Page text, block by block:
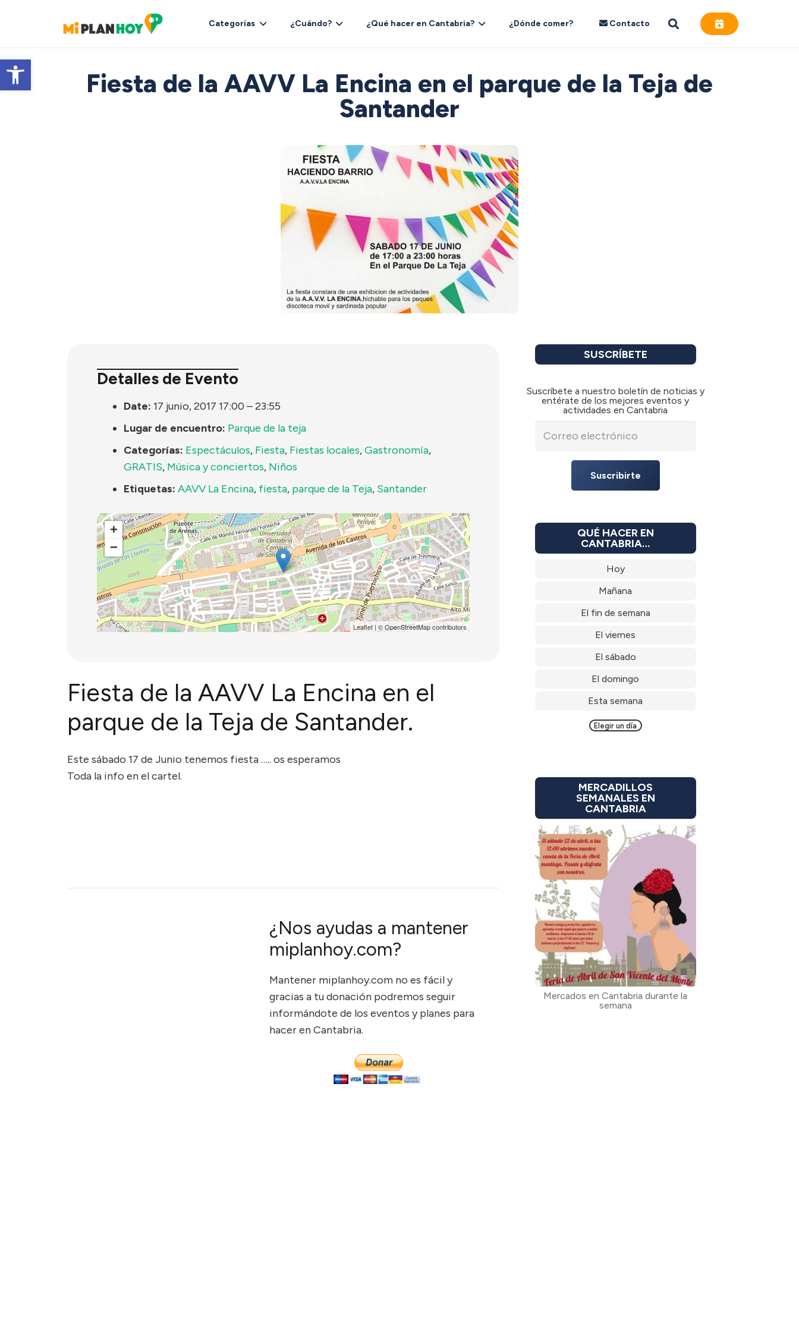
Abrir barra de herramientas
Categorías ¿Cuándo? ¿Qué hacer en Cantabria? ¿Dónde comer? Contacto
Fiesta de la AAVV La Encina en el parque de la Teja de
Santander
Detalles de Evento
Date: 17 junio, 2017 17:00 –23:55
Lugar de encuentro: Parque de la teja
Categorías: Espectáculos, Fiesta, Fiestas locales,Gastronomía,
GRATIS, Música y conciertos, Niños
Etiquetas: AAVV La Encina, fiesta, parque de la Teja, Santander
+
−
Leaflet| ©OpenStreetMapcontributors
Fiesta de la AAVV La Encina en el
parque de la Teja de Santander.
Este sábado 17 de Junio tenemos fiesta ….. os esperamos
Toda la info en el cartel.
¿Nos ayudas a mantener
miplanhoy.com?
Mantener miplanhoy.com no es fácil y
gracias a tu donación podremos seguir
informándote de los eventos y planes para
hacer en Cantabria.
SUSCRÍBETE
Suscríbete a nuestro boletín de noticias y
entérate de los mejores eventos y
actividades en Cantabria
Suscribirte
QUÉ HACER EN
CANTABRIA…
Hoy
Mañana
El fin de semana
El viernes
El sábado
El domingo
Esta semana
Elegir un día
MERCADILLOS
SEMANALES EN
CANTABRIA
Mercados en Cantabria durante la
semana